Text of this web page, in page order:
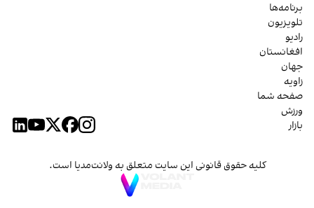
برنامه‌ها
تلویزیون
رادیو
افغانستان
جهان
زاویه
صفحه شما
ورزش
بازار
کلیه حقوق قانونی این سایت متعلق به ولانت‌مدیا است.